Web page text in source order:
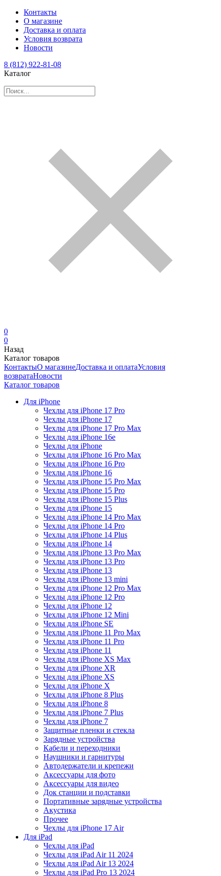
Контакты
О магазине
Доставка и оплата
Условия возврата
Новости
8 (812) 922-81-08
Каталог
0
0
Назад
Каталог товаров
КонтактыО магазинеДоставка и оплатаУсловия
возвратаНовости
Каталог товаров
Для iPhone
Чехлы для iPhone 17 Pro
Чехлы для iPhone 17
Чехлы для iPhone 17 Pro Max
Чехлы для iPhone 16e
Чехлы для iPhone
Чехлы для iPhone 16 Pro Max
Чехлы для iPhone 16 Pro
Чехлы для iPhone 16
Чехлы для iPhone 15 Pro Max
Чехлы для iPhone 15 Pro
Чехлы для iPhone 15 Plus
Чехлы для iPhone 15
Чехлы для iPhone 14 Pro Max
Чехлы для iPhone 14 Pro
Чехлы для iPhone 14 Plus
Чехлы для iPhone 14
Чехлы для iPhone 13 Pro Max
Чехлы для iPhone 13 Pro
Чехлы для iPhone 13
Чехлы для iPhone 13 mini
Чехлы для iPhone 12 Pro Max
Чехлы для iPhone 12 Pro
Чехлы для iPhone 12
Чехлы для iPhone 12 Mini
Чехлы для iPhone SE
Чехлы для iPhone 11 Pro Max
Чехлы для iPhone 11 Pro
Чехлы для iPhone 11
Чехлы для iPhone XS Max
Чехлы для iPhone XR
Чехлы для iPhone XS
Чехлы для iPhone X
Чехлы для iPhone 8 Plus
Чехлы для iPhone 8
Чехлы для iPhone 7 Plus
Чехлы для iPhone 7
Защитные пленки и стекла
Зарядные устройства
Кабели и переходники
Наушники и гарнитуры
Автодержатели и крепежи
Аксессуары для фото
Аксессуары для видео
Док станции и подставки
Портативные зарядные устройства
Акустика
Прочее
Чехлы для iPhone 17 Air
Для iPad
Чехлы для iPad
Чехлы для iPad Air 11 2024
Чехлы для iPad Air 13 2024
Чехлы для iPad Pro 13 2024